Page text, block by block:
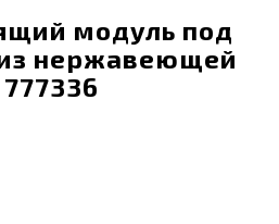
модуль под
нержавеющей